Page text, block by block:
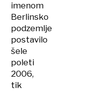
imenom
Berlinsko
podzemlje
postavilo
šele
poleti
2006,
tik